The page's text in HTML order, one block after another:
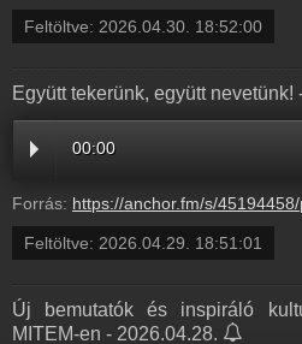
Feltöltve: 2026.04.30. 18:52:00
Együtt tekerünk, együtt nevetünk!
00:00
Forrás: https://anchor.fm/s/45194458/podcast/play/119213666/https%3A%2F%2Fd3ctxlq1ktw2nl.cloudfront.net%2Fstaging%2F2026-3-
Feltöltve: 2026.04.29. 18:51:01
Új bemutatók és inspiráló
MITEM-en - 2026.04.28.